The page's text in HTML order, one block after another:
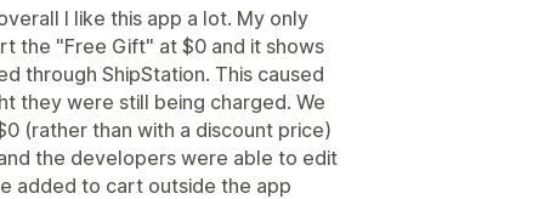
I like this app a lot. My only
the "Free Gift" at $0 and it shows
through ShipStation. This caused
they were still being charged. We
(rather than with a discount price)
the developers were able to edit
added to cart outside the app